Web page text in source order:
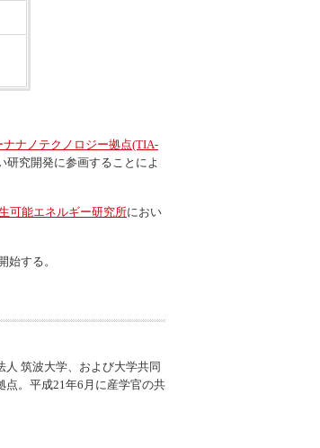
ナノテクノロジー拠点(TIA-
究開発に参画することによ
可能エネルギー研究所におい
始する。
筑波大学、および大学共同
点。平成21年6月に産学官の共